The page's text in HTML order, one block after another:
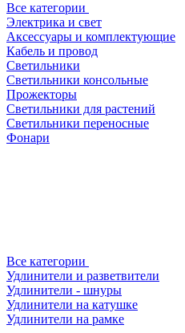
Все категории
Электрика и свет
Аксессуары и комплектующие
Кабель и провод
Светильники
Светильники консольные
Прожекторы
Светильники для растений
Светильники переносные
Фонари
Все категории
Удлинители и разветвители
Удлинители - шнуры
Удлинители на катушке
Удлинители на рамке